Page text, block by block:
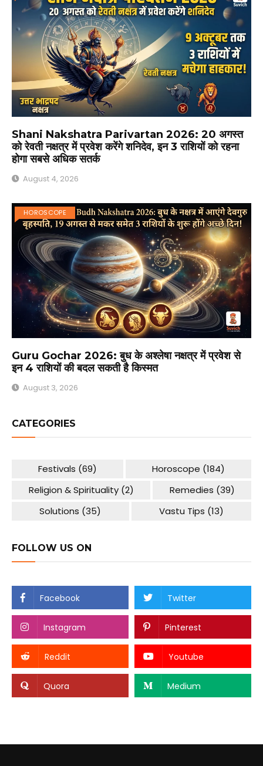
Shani Nakshatra Parivartan 2026: 20 अगस्त
को रेवती नक्षत्र में प्रवेश करेंगे शनिदेव, इन 3 राशियों को रहना
होगा सबसे अधिक सतर्क
August 4, 2026
HOROSCOPE
Guru Gochar 2026: बुध के अश्लेषा नक्षत्र में प्रवेश से
इन 4 राशियों की बदल सकती है किस्मत
August 3, 2026
CATEGORIES
Festivals (69) Horoscope (184)
Religion & Spirituality(2) Remedies (39)
Solutions (35) Vastu Tips (13)
FOLLOW US ON
Facebook Twitter
Instagram Pinterest
Reddit Youtube
Quora Medium